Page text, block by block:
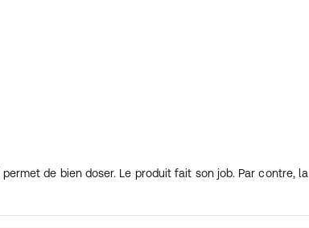
de bien doser. Le produit fait son job. Par contre, la